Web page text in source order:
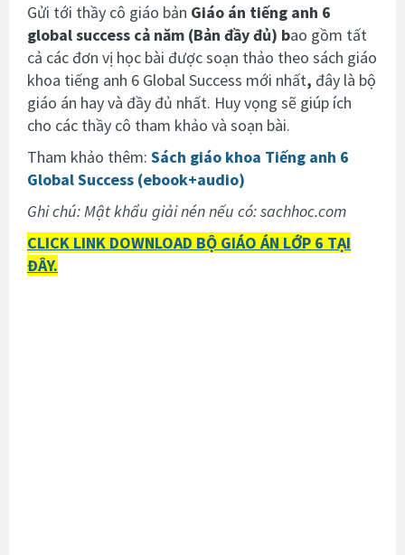
Gửi tới thầy cô giáo bản Giáo án tiếng anh 6
global success cả năm (Bản đầy đủ) bao gồm tất
cả các đơn vị học bài được soạn thảo theo sách giáo
khoa tiếng anh 6 Global Success mới nhất, đây là bộ
giáo án hay và đầy đủ nhất. Huy vọng sẽ giúp ích
cho các thầy cô tham khảo và soạn bài.
Tham khảo thêm: Sách giáo khoa Tiếng anh 6
Global Success (ebook+audio)
Ghi chú: Mật khẩu giải nén nếu có: sachhoc.com
CLICK LINK DOWNLOAD BỘ GIÁO ÁN LỚP 6 TẠI
ĐÂY.